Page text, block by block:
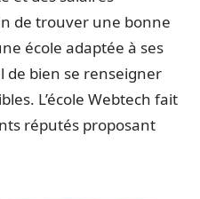
de trouver une bonne
école adaptée à ses
de bien se renseigner
L’école Webtech fait
réputés proposant